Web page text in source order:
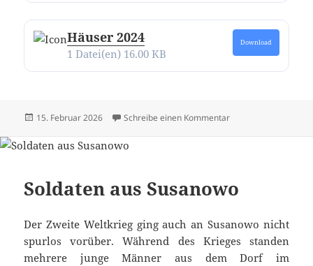
Häuser 2024
1 Datei(en) 16.00 KB
Download
Veröffentlicht
15. Februar 2026 Schreibe einen Kommentarzu Alle Texte und
Soldaten aus Susanowo
Der Zweite Weltkrieg ging auch an Susanowo nicht
spurlos vorüber. Während des Krieges standen
mehrere junge Männer aus dem Dorf im